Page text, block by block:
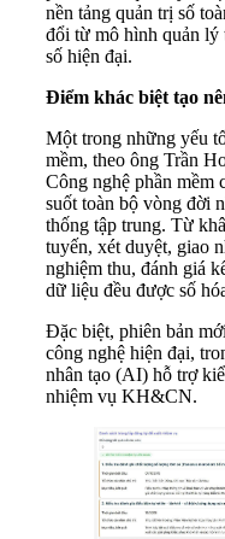
nền tảng quản trị số
đổi từ mô hình quản lý
số hiện đại.
Điểm khác biệt tạo
Một trong những yếu
mềm, theo ông Trần
Công nghệ phần mềm
suốt toàn bộ vòng đời
thống tập trung. Từ
tuyến, xét duyệt, giao
nghiệm thu, đánh giá
dữ liệu đều được số
Đặc biệt, phiên bản
công nghệ hiện đại,
nhân tạo (AI) hỗ trợ
nhiệm vụ KH&CN.